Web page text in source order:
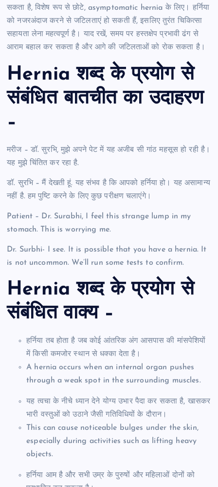
सकता है, विशेष रूप से छोटे, asymptomatic hernia के लिए। हर्निया
को नजरअंदाज करने से जटिलताएं हो सकती हैं, इसलिए तुरंत चिकित्सा
सहायता लेना महत्वपूर्ण है। याद रखें, समय पर हस्तक्षेप प्रभावी ढंग से
आराम बहाल कर सकता है और आगे की जटिलताओं को रोक सकता है।
Hernia शब्द के प्रयोग से
संबंधित बातचीत का उदाहरण
–
मरीज – डॉ. सुरभि, मुझे अपने पेट में यह अजीब सी गांठ महसूस हो रही है।
यह मुझे चिंतित कर रहा है.
डॉ. सुरभि – मैं देखती हूं. यह संभव है कि आपको हर्निया हो। यह असामान्य
नहीं है. हम पुष्टि करने के लिए कुछ परीक्षण चलाएंगे।
Patient – Dr. Surabhi, I feel this strange lump in my
stomach. This is worrying me.
Dr. Surbhi- I see. It is possible that you have a hernia. It
is not uncommon. We’ll run some tests to confirm.
Hernia शब्द के प्रयोग से
संबंधित वाक्य –
हर्निया तब होता है जब कोई आंतरिक अंग आसपास की मांसपेशियों
में किसी कमजोर स्थान से धक्का देता है।
A hernia occurs when an internal organ pushes
through a weak spot in the surrounding muscles.
यह त्वचा के नीचे ध्यान देने योग्य उभार पैदा कर सकता है, खासकर
भारी वस्तुओं को उठाने जैसी गतिविधियों के दौरान।
This can cause noticeable bulges under the skin,
especially during activities such as lifting heavy
objects.
हर्निया आम है और सभी उम्र के पुरुषों और महिलाओं दोनों को